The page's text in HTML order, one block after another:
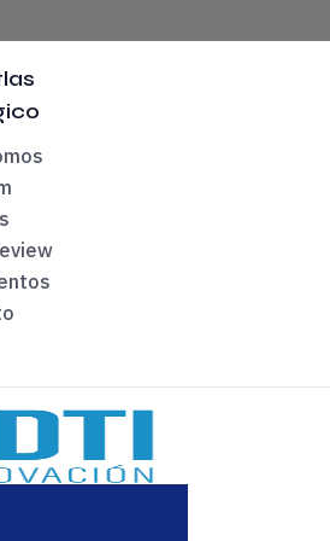
expertos en tecnología,
creando un consorcio de
Porque tus intereses son
producto a la construcción del